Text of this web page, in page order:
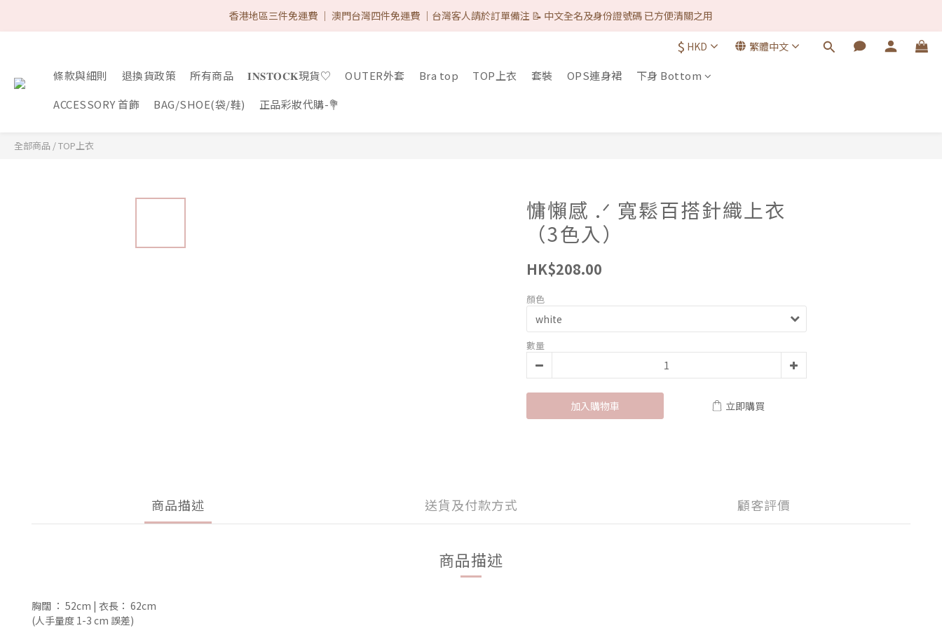
首次購物優惠 Follow IG & Like 3 posts 可減-$8 ♡（完成後DM取優惠代碼）/ 網站所有的付款方式 1律免手續費. ♡
香港地區三件免運費 ｜ 澳門台灣四件免運費 ｜台灣客人請於訂單備注 📝 中文全名及身份證號碼 已方便清關之用
首次購物優惠 Follow IG & Like 3 posts 可減-$8 ♡（完成後DM取優惠代碼）/ 網站所有的付款方式 1律免手續費. ♡
$ HKD 繁體中文
條款與細則 退換貨政策 所有商品 𝐈𝐍𝐒𝐓𝐎𝐂𝐊現貨♡ OUTER外套 Bra top TOP上衣 套裝 OPS連身裙
下身 Bottom
ACCESSORY 首飾
BAG/SHOE(袋/鞋) 正品彩妝代購-💐
全部商品 /TOP上衣
慵懶感 .ᐟ 寬鬆百搭針織上衣
（3色入）
HK$208.00
顏色
數量
加入購物車 立即購買
商品描述 送貨及付款方式 顧客評價
商品描述
胸闊 ： 52cm | 衣長： 62cm
(人手量度 1-3 cm 誤差)